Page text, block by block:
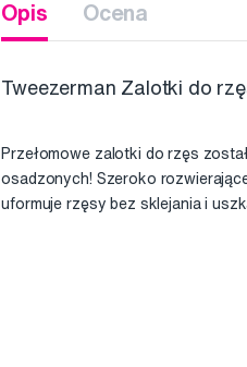
Opis Ocena
Tweezerman Zalotki do
Przełomowe zalotki do rzęs
osadzonych! Szeroko
uformuje rzęsy bez sklejania i